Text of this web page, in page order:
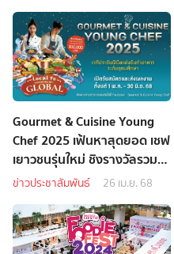
เวทีโลก”
Gourmet & Cuisine Young
Chef 2025 เฟ้นหาสุดยอด เชฟ
เยาวชนรุ่นใหม่ ชิงรางวัลรวม
กว่า 3 แสนบาท
ข่าวประชาสัมพันธ์ 26 เม.ย. 68